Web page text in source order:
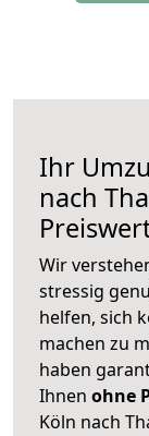
Ihr
nach
Wir
stressig
helfen, sich
machen zu
haben
Ihnen ohne
Köln nach